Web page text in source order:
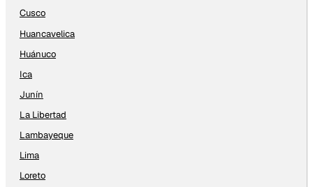
Cusco
Huancavelica
Huánuco
Ica
Junín
La Libertad
Lambayeque
Lima
Loreto